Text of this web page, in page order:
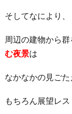
そしてなにより、
周辺の建物から
む夜景は
なかなかの見ごた
もちろん展望レス